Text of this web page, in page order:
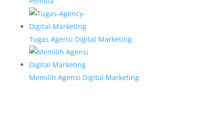
Tugas Agensi Digital Marketing
Memilih Agensi Digital Marketing